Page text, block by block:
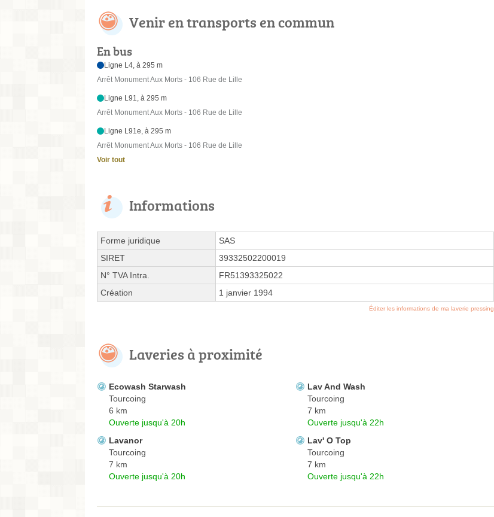
Venir en transports en commun
En bus
Ligne L4, à 295 m
Arrêt Monument Aux Morts - 106 Rue de Lille
Ligne L91, à 295 m
Arrêt Monument Aux Morts - 106 Rue de Lille
Ligne L91e, à 295 m
Arrêt Monument Aux Morts - 106 Rue de Lille
Voir tout
Informations
Forme juridique
SAS
SIRET
39332502200019
N° TVA Intra.
FR51393325022
Création
1 janvier 1994
Éditer les informations de ma laverie pressing
Laveries à proximité
Ecowash Starwash
Tourcoing
6 km
Ouverte jusqu'à 20h
Lav And Wash
Tourcoing
7 km
Ouverte jusqu'à 22h
Lavanor
Tourcoing
7 km
Ouverte jusqu'à 20h
Lav' O Top
Tourcoing
7 km
Ouverte jusqu'à 22h